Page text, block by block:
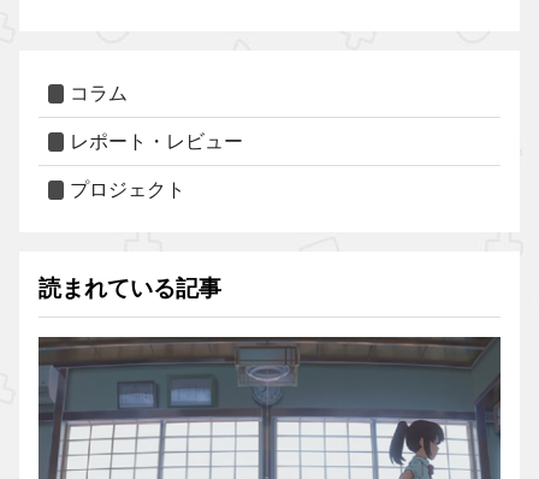
コラム
レポート・レビュー
プロジェクト
読まれている記事